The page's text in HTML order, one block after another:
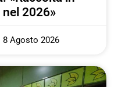
2026»
8 Agosto 2026